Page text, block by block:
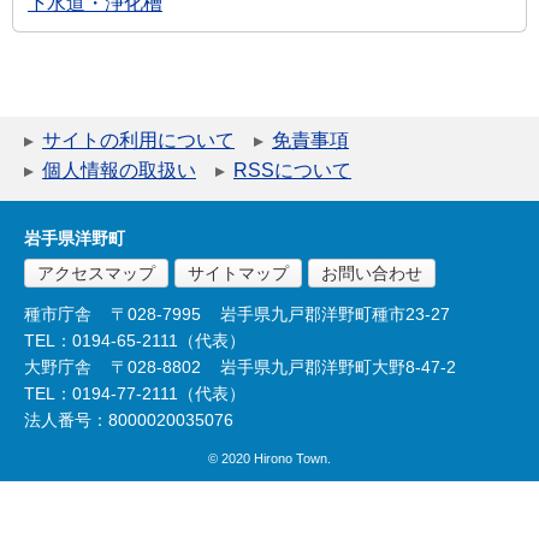
サイトの利用について
免責事項
個人情報の取扱い
RSSについて
岩手県洋野町
アクセスマップ
サイトマップ お問い合わせ
種市庁舎 〒028-7995
岩手県九戸郡洋野町種市23-27
TEL：0194-65-2111（代表）
大野庁舎
〒028-8802
岩手県九戸郡洋野町大野8-47-2
TEL：0194-77-2111（代表）
法人番号：8000020035076
© 2020 Hirono Town.